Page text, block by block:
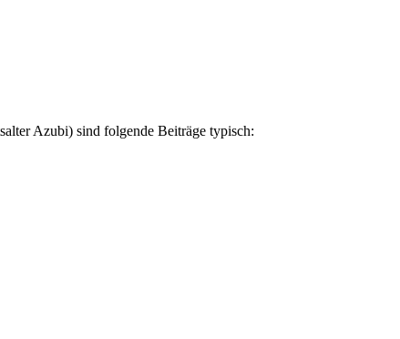
Azubi) sind folgende Beiträge typisch: